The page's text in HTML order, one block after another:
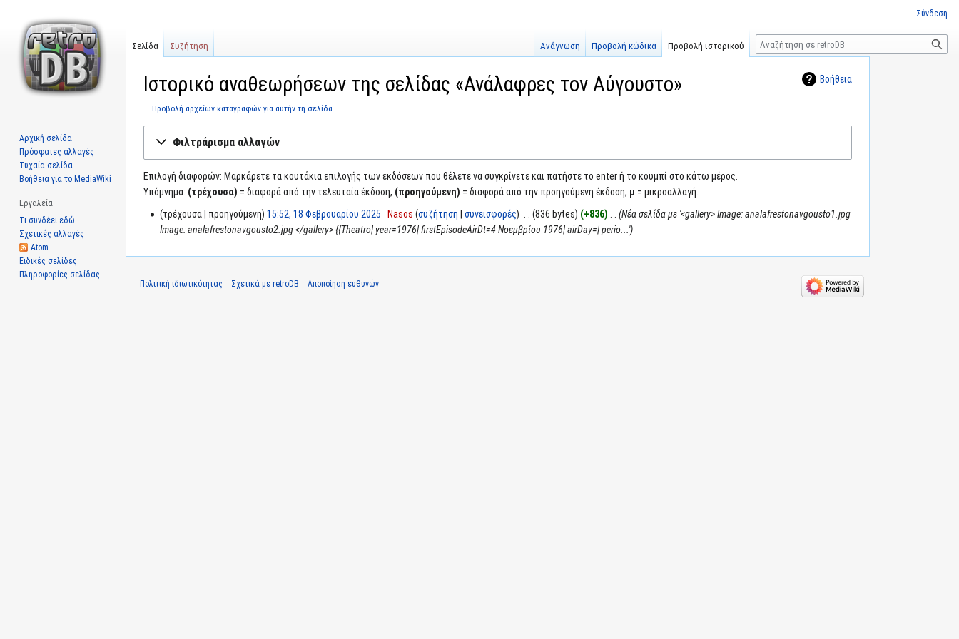
Βοήθεια
Ιστορικό αναθεωρήσεων της σελίδας «Ανάλαφρες τον Αύγουστο»
Προβολή αρχείων καταγραφών για αυτήν τη σελίδα
στην
στην
Φιλτράρισμα αλλαγών
Επιλογή διαφορών: Μαρκάρετε τα κουτάκια επιλογής των εκδόσεων που θέλετε να συγκρίνετε και πατήστε το enter ή το κουμπί στο κάτω μέρος.
Υπόμνημα: (τρέχουσα) = διαφορά από την τελευταία έκδοση, (προηγούμενη) = διαφορά από την προηγούμενη έκδοση, μ = μικροαλλαγή.
τρέχουσα
προηγούμενη 15:52, 18 Φεβρουαρίου 2025 Nasos συζήτηση συνεισφορές 836 bytes +836
Νέα σελίδα με '<gallery> Image: analafrestonavgousto1.jpg
Image: analafrestonavgousto2.jpg </gallery> {{Theatro| year=1976| firstEpisodeAirDt=4 Νοεμβρίου 1976| airDay=| perio...'
Σύνδεση
Σελίδα Συζήτηση Ανάγνωση Προβολή κώδικα Προβολή ιστορικού
Αναζήτηση
Αρχική σελίδα
Πρόσφατες αλλαγές
Τυχαία σελίδα
Βοήθεια για το MediaWiki
Εργαλεία
Τι συνδέει εδώ
Σχετικές αλλαγές
Atom
Ειδικές σελίδες
Πληροφορίες σελίδας
Πολιτική ιδιωτικότητας
Σχετικά με retroDB Αποποίηση ευθυνών